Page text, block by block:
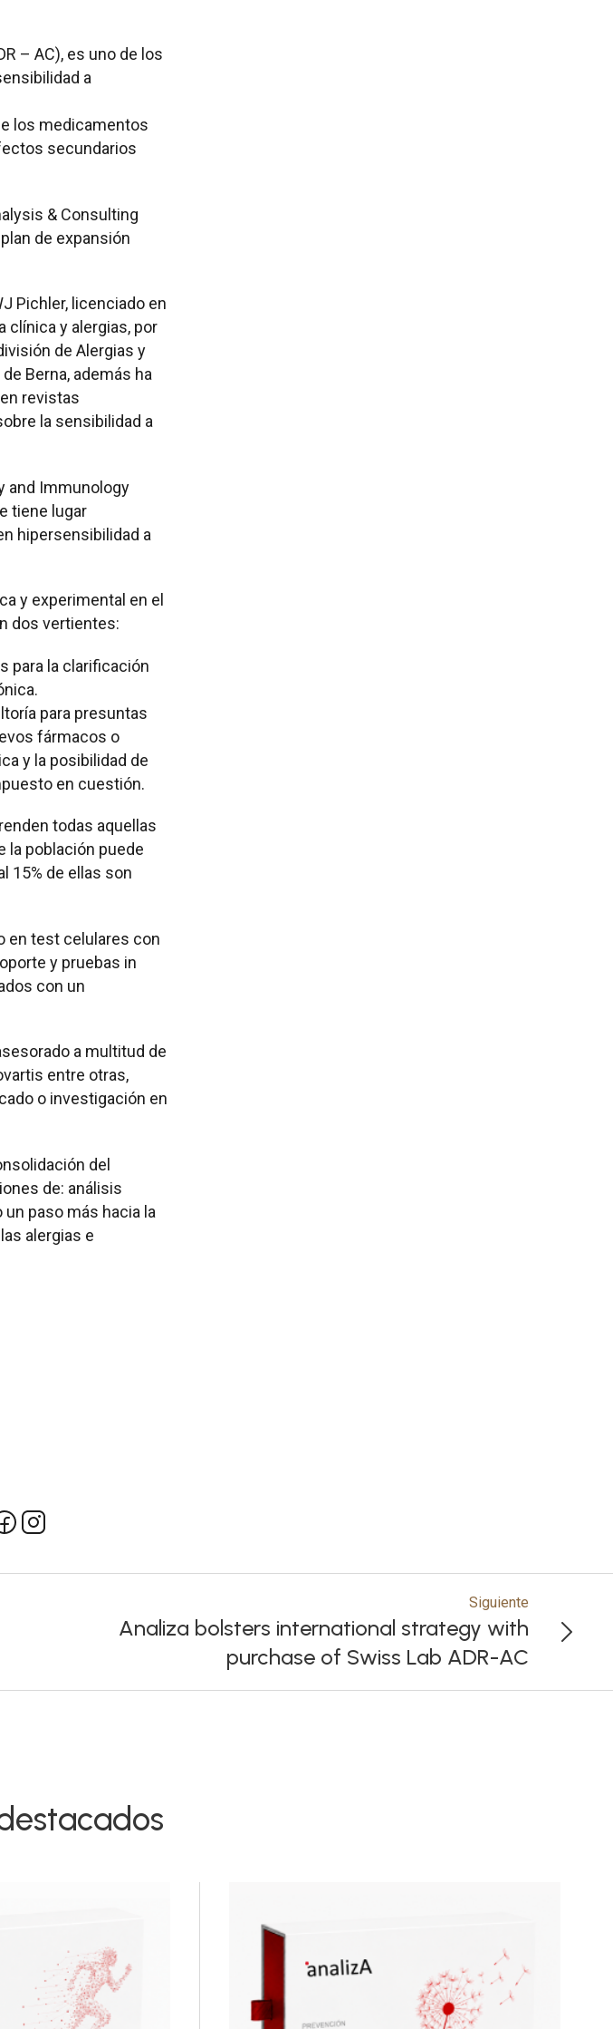
– AC), es uno de los
a
los medicamentos
secundarios
& Consulting
de expansión
Pichler, licenciado en
clínica y alergias, por
de Alergias y
Berna, además ha
revistas
la sensibilidad a
and Immunology
tiene lugar
hipersensibilidad a
y experimental en el
dos vertientes:
para la clarificación
para presuntas
fármacos o
y la posibilidad de
en cuestión.
todas aquellas
la población puede
15% de ellas son
en test celulares con
y pruebas in
con un
a multitud de
entre otras,
o investigación en
del
de: análisis
paso más hacia la
alergias e
Siguiente
Analiza bolsters international strategy with
purchase of Swiss Lab ADR-AC